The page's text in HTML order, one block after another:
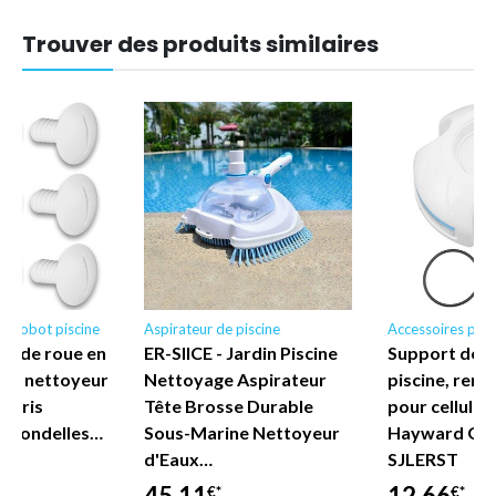
Trouver des produits similaires
robot piscine
de roue en
nettoyeur
rondelles…
Aspirateur de piscine
ER-SIICE - Jardin Piscine
Nettoyage Aspirateur
Tête Brosse Durable
Sous-Marine Nettoyeur
d'Eaux…
€*
Accessoires
Support de
piscine,
pour
Hayward
SJLERST
€*